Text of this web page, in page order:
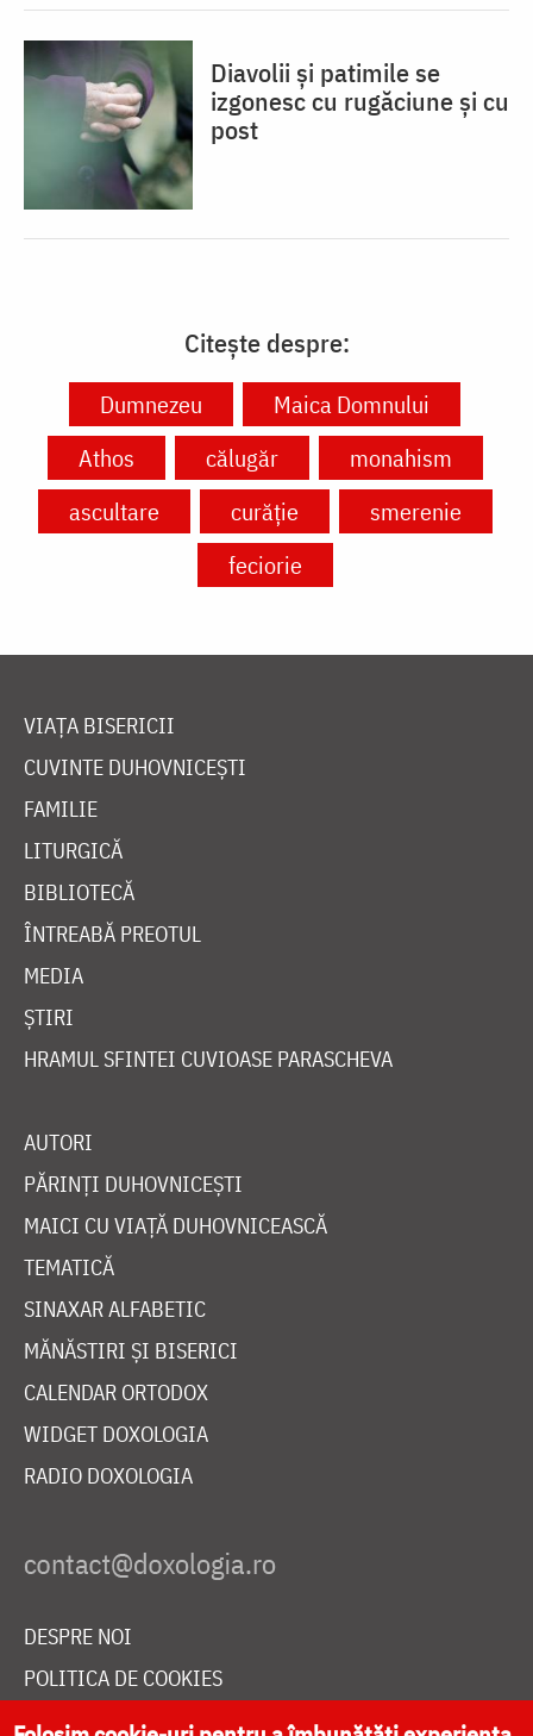
Diavolii și patimile se
izgonesc cu rugăciune și cu
post
Citește despre:
Dumnezeu
Maica Domnului
Athos
călugăr
monahism
ascultare
curăție
smerenie
feciorie
VIAȚA BISERICII
CUVINTE DUHOVNICEȘTI
FAMILIE
LITURGICĂ
BIBLIOTECĂ
ÎNTREABĂ PREOTUL
MEDIA
ȘTIRI
HRAMUL SFINTEI CUVIOASE PARASCHEVA
AUTORI
PĂRINȚI DUHOVNICEȘTI
MAICI CU VIAȚĂ DUHOVNICEASCĂ
TEMATICĂ
SINAXAR ALFABETIC
MĂNĂSTIRI ȘI BISERICI
CALENDAR ORTODOX
WIDGET DOXOLOGIA
RADIO DOXOLOGIA
DESPRE NOI
POLITICA DE COOKIES
DONEAZĂ ONLINE PENTRU CATEDRALA NAȚIONALĂ